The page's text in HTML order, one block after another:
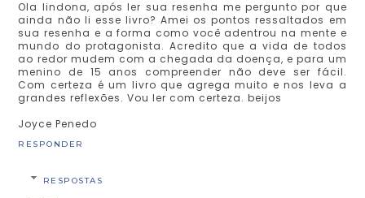
Ola lindona, após ler sua resenha me pergunto por que
ainda não li esse livro? Amei os pontos ressaltados em
sua resenha e a forma como você adentrou na mente e
mundo do protagonista. Acredito que a vida de todos
ao redor mudem com a chegada da doença, e para um
menino de 15 anos compreender não deve ser fácil.
Com certeza é um livro que agrega muito e nos leva a
grandes reflexões. Vou ler com certeza. beijos
Joyce Penedo
RESPONDER
RESPOSTAS